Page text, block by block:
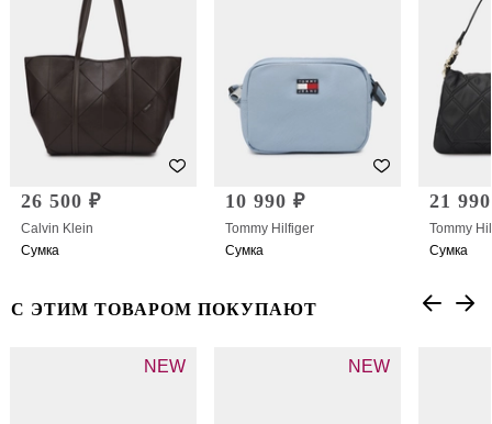
26 500 ₽
Calvin Klein
Сумка
10 990 ₽
Tommy Hilfiger
Сумка
21
Tommy
Сумка
С ЭТИМ ТОВАРОМ ПОКУПАЮТ
NEW NEW